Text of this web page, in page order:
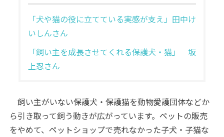
「犬や猫の役に立てている実感が支え」田中け
いしんさん
「飼い主を成長させてくれる保護犬・猫」 坂
上忍さん
飼い主がいない保護犬・保護猫を動物愛護団体などか
ら引き取って飼う動きが広がっています。ペットの販売
をやめて、ペットショップで売れなかった子犬・子猫な